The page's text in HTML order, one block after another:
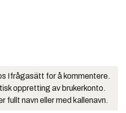
Ifrågasätt for å kommentere.
oppretting av brukerkonto.
fullt navn eller med kallenavn.